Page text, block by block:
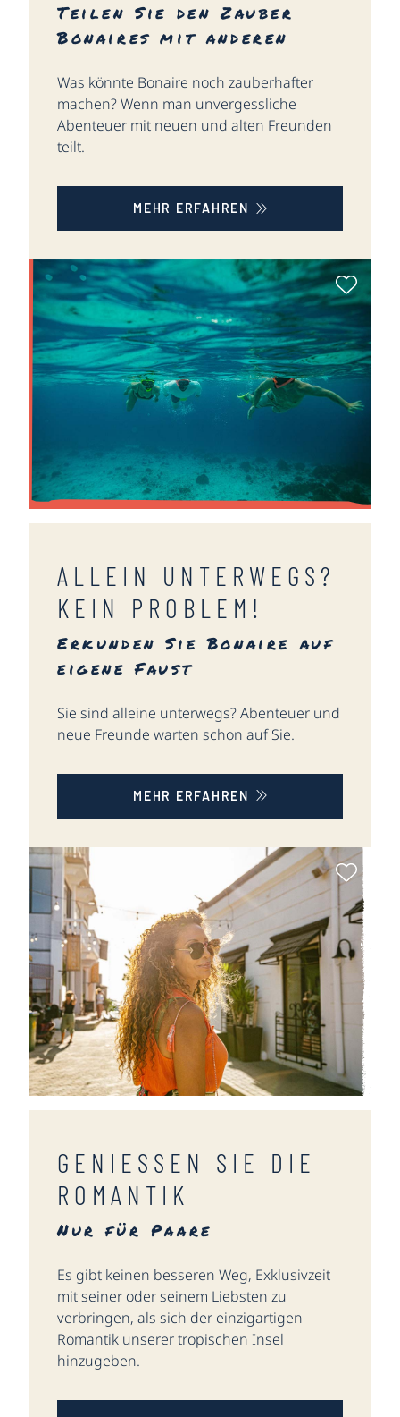
Teilen Sie den Zauber
Bonaires mit anderen
Was könnte Bonaire noch zauberhafter
machen? Wenn man unvergessliche
Abenteuer mit neuen und alten Freunden
teilt.
MEHR ERFAHREN
Als
ALLEIN UNTERWEGS?
KEIN PROBLEM!
Erkunden Sie Bonaire auf
eigene Faust
Sie sind alleine unterwegs? Abenteuer und
neue Freunde warten schon auf Sie.
MEHR ERFAHREN
Als
GENIESSEN SIE DIE R
OMANTIK
Nur für Paare
Es gibt keinen besseren Weg, Exklusivzeit
mit seiner oder seinem Liebsten zu
verbringen, als sich der einzigartigen
Romantik unserer tropischen Insel
hinzugeben.